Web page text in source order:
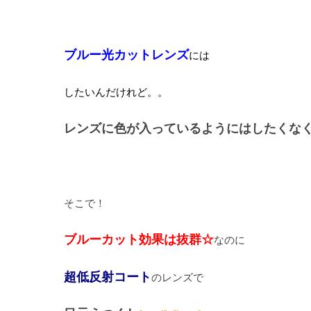
ブルー光カットレンズには
したいんだけれど。。
レンズに色が入っているようにはしたくな
そこで！
ブルーカット効果は抜群☆なのに
超低反射コートのレンズで